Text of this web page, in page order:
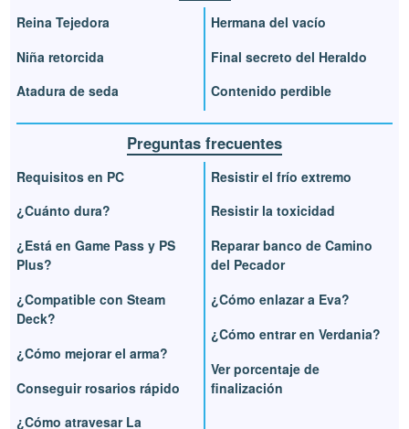
Reina Tejedora
Niña retorcida
Atadura de seda
Hermana del vacío
Final secreto del Heraldo
Contenido perdible
Preguntas frecuentes
Requisitos en PC
¿Cuánto dura?
¿Está en Game Pass y PS
Plus?
¿Compatible con Steam
Deck?
¿Cómo mejorar el arma?
Conseguir rosarios rápido
¿Cómo atravesar La
Resistir el frío extremo
Resistir la toxicidad
Reparar banco de Camino
del Pecador
¿Cómo enlazar a Eva?
¿Cómo entrar en Verdania?
Ver porcentaje de
finalización